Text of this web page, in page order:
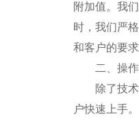
附加值。我
时，我们严
和客户的要
二、操作
除了技术和
户快速上手